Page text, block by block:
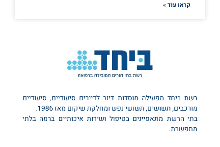
קראו עוד »
רשת ביחד מפעילה מוסדות דיור לדיירים סיעודיים, סיעודיים
מורכבים, תשושים, תשושי נפש ומחלקת שיקום מאז 1986.
בתי הרשת מתאפיינים בטיפול ושירות איכותיים ברמה בלתי
מתפשרת.